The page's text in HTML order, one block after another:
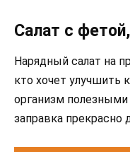
Салат с
Нарядный салат на
кто хочет улучшить
организм
заправка прекрасно